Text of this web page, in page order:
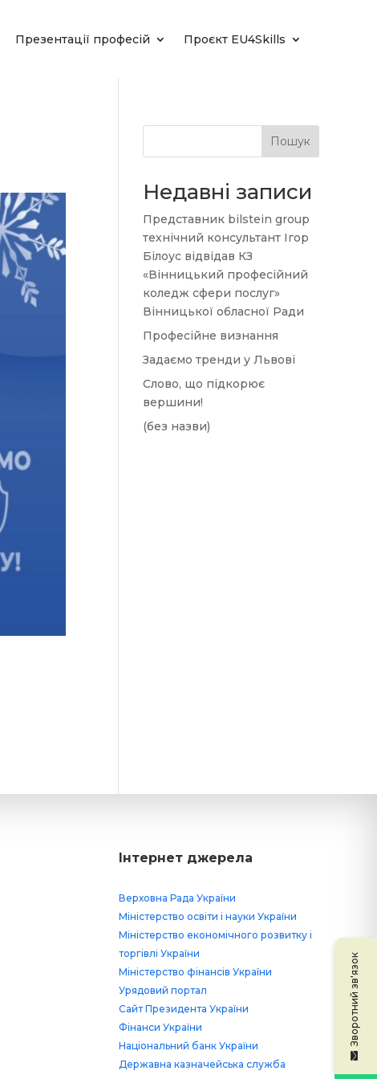
Презентації професій Проєкт EU4Skills
Пошук
Недавні записи
Представник bilstein group
технічний консультант Ігор
Білоус відвідав КЗ
«Вінницький професійний
коледж сфери послуг»
Вінницької обласної Ради
Професійне визнання
Задаємо тренди у Львові
Слово, що підкорює
вершини!
(без назви)
Інтернет джерела
Верховна Рада України
Міністерство освіти і науки України
Міністерство економічного розвитку і
торгівлі України
Міністерство фінансів України
Урядовий портал
Сайт Президента України
Фінанси України
Національний банк України
Державна казначейська служба
Зворотний зв'язок